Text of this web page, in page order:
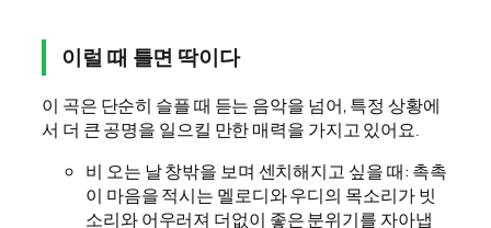
이럴 때 틀면 딱이다
이 곡은 단순히 슬플 때 듣는 음악을 넘어, 특정 상황에
서 더 큰 공명을 일으킬 만한 매력을 가지고 있어요.
비 오는 날 창밖을 보며 센치해지고 싶을 때: 촉촉
이 마음을 적시는 멜로디와 우디의 목소리가 빗
소리와 어우러져 더없이 좋은 분위기를 자아냅